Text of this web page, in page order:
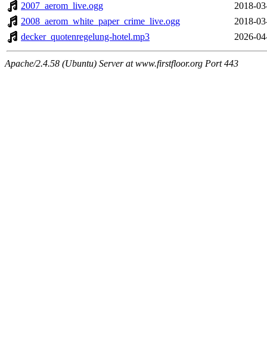
2007_aerom_live.ogg
2018-
2008_aerom_white_paper_crime_live.ogg
2018-
decker_quotenregelung-hotel.mp3
2026-
Apache/2.4.58 (Ubuntu) Server at www.firstfloor.org Port 443